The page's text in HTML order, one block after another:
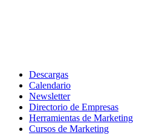
Descargas
Calendario
Newsletter
Directorio de Empresas
Herramientas de Marketing
Cursos de Marketing